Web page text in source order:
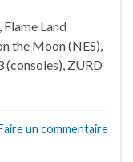
Land
the Moon (NES),
(consoles), ZURD
un commentaire